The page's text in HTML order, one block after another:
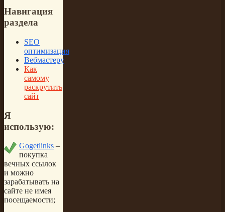
Навигация
раздела
SEO
оптимизация
Вебмастеру
Как
самому
раскрутить
сайт
Я
использую:
Gogetlinks –
покупка
вечных ссылок
и можно
зарабатывать на
сайте не имея
посещаемости;